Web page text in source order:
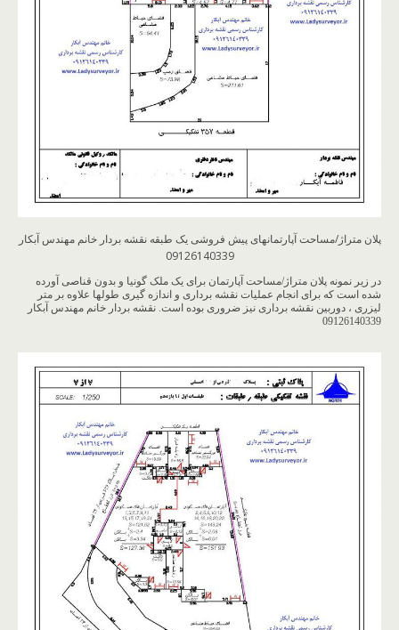
پلان متراژ/مساحت آپارتمانهای پیش فروشی یک طبقه نقشه بردار خانم مهندس آبکار
09126140339
در زیر نمونه پلان متراژ/مساحت آپارتمان برای یک ملک گونیا و بدون قناصی آورده
شده است که برای انجام عملیات نقشه برداری و اندازه گیری طولها علاوه بر متر
لیزری ، دوربین نقشه برداری نیز ضروری بوده است. نقشه بردار خانم مهندس آبکار
09126140339